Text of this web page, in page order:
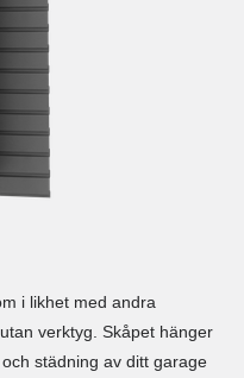
i likhet med andra
verktyg. Skåpet hänger
städning av ditt garage